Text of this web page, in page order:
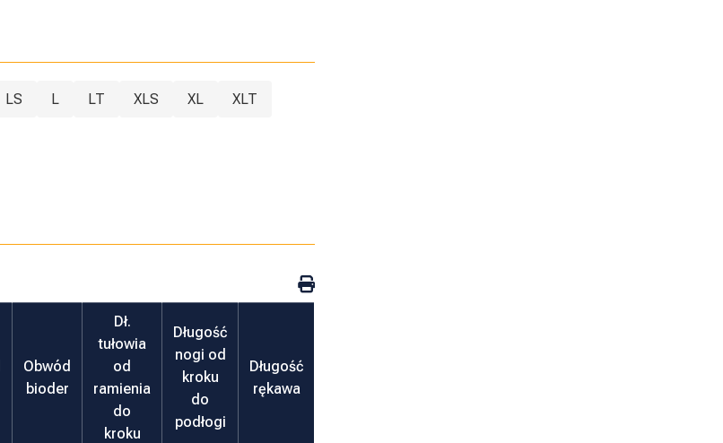
LS L LT XLS XL XLT
Obwód
bioder
Dł.
tułowia
od
ramienia
do
kroku
Długość
nogi od
kroku
do
podłogi
Długość
rękawa